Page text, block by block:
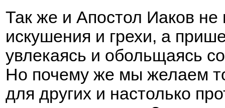
Так же и Апостол Иаков
искушения и грехи, а
увлекаясь и обольщаясь
Но почему же мы желаем
для других и настолько